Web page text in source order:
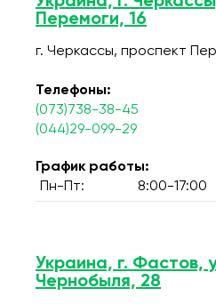
Перемоги, 16
г. Черкассы, проспект
Телефоны:
(073)738-38-45
(044)29-099-29
График работы:
Пн-Пт:
8:00-17:00
Украина, г. Фастов,
Чернобыля, 28